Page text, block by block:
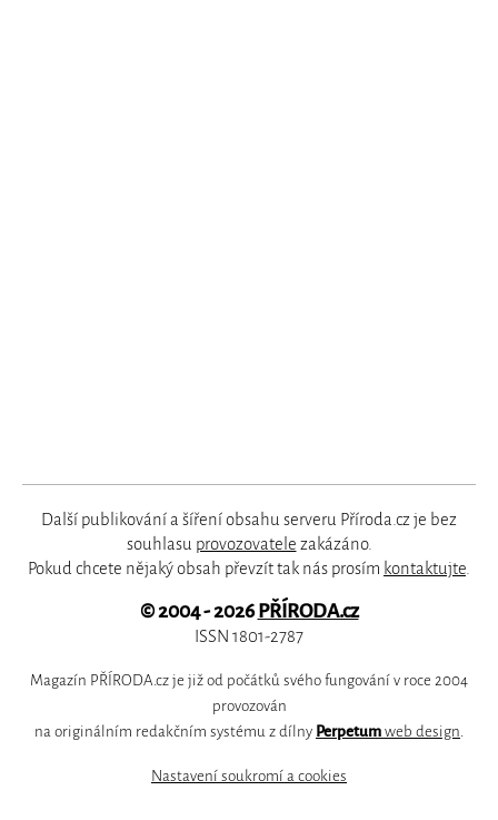
Další publikování a šíření obsahu serveru Příroda.cz je bez
souhlasu provozovatele zakázáno.
Pokud chcete nějaký obsah převzít tak nás prosím kontaktujte.
© 2004 - 2026PŘÍRODA.cz
ISSN 1801-2787
Magazín PŘÍRODA.cz je již od počátků svého fungování v roce 2004
provozován
na originálním redakčním systému z dílny Perpetum web design
Nastavení soukromí a cookies